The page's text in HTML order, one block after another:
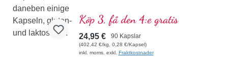
Köp 3, få den 4:e gratis
24,95 € 90 Kapslar
(402,42 €/kg, 0,28 €/Kapsel)
inkl. moms. exkl. Fraktkostnader